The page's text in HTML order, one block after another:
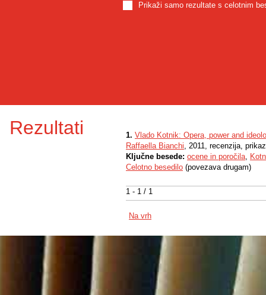
Prikaži samo rezultate s celotnim
Rezultati
1 - 1 / 1
1. Vlado Kotnik: Opera, power and
Raffaella Bianchi, 2011, recenzija,
Ključne besede: ocene in poročila,
Celotno besedilo (povezava drugam)
Na vrh